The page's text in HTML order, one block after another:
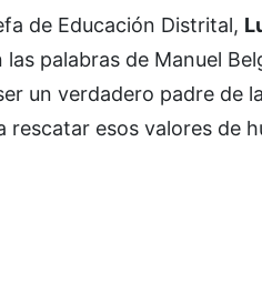
de Educación Distrital,
palabras de Manuel
un verdadero padre de
rescatar esos valores de